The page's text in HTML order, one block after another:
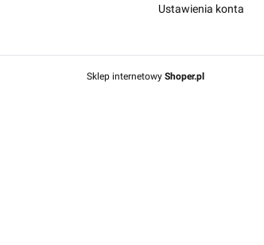
Ustawienia konta
Sklep internetowy Shoper.pl